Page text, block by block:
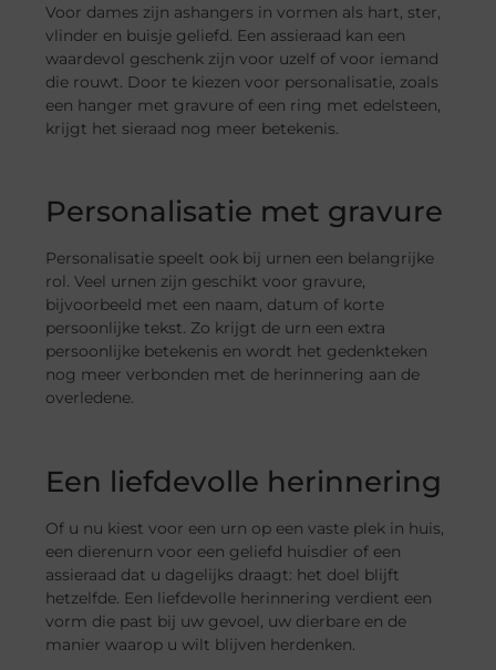
Voor dames zijn ashangers in vormen als hart, ster,
vlinder en buisje geliefd. Een assieraad kan een
waardevol geschenk zijn voor uzelf of voor iemand
die rouwt. Door te kiezen voor personalisatie, zoals
een hanger met gravure of een ring met edelsteen,
krijgt het sieraad nog meer betekenis.
Personalisatie met gravure
Personalisatie speelt ook bij urnen een belangrijke
rol. Veel urnen zijn geschikt voor gravure,
bijvoorbeeld met een naam, datum of korte
persoonlijke tekst. Zo krijgt de urn een extra
persoonlijke betekenis en wordt het gedenkteken
nog meer verbonden met de herinnering aan de
overledene.
Een liefdevolle herinnering
Of u nu kiest voor een urn op een vaste plek in huis,
een dierenurn voor een geliefd huisdier of een
assieraad dat u dagelijks draagt: het doel blijft
hetzelfde. Een liefdevolle herinnering verdient een
vorm die past bij uw gevoel, uw dierbare en de
manier waarop u wilt blijven herdenken.